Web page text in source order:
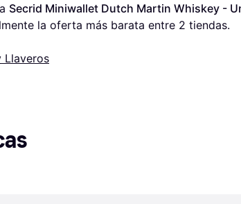
Secrid Miniwallet Dutch Martin Whiskey -
la oferta más barata entre 2 tiendas.
Llaveros